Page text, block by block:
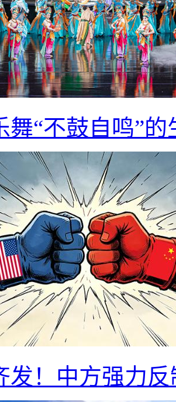
舞“不鼓自鸣”
发！中方强力